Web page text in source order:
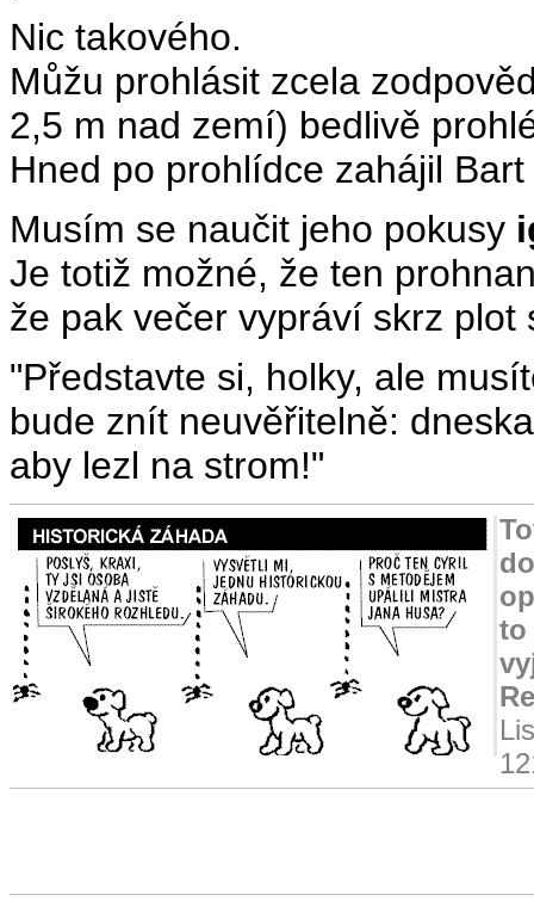
Nic takového.
Můžu prohlásit zcela
2,5 m nad zemí) bedlivě
Hned po prohlídce zahájil
Musím se naučit jeho pokusy
Je totiž možné, že ten
že pak večer vypráví skrz plot
"Představte si, holky, ale
bude znít neuvěřitelně:
aby lezl na strom!"
to